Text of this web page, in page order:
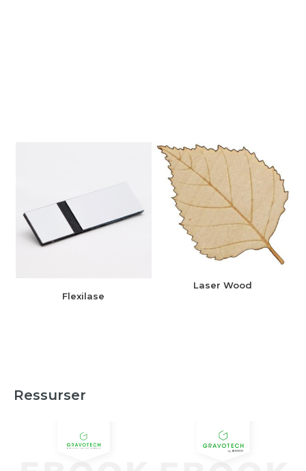
Flexilase
Laser Wood
Ressurser